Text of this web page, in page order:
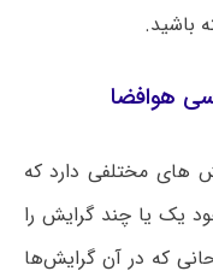
باشید.
هوافضا
های مختلفی دارد که
یک یا چند گرایش را
که در آن گرایش‌ها